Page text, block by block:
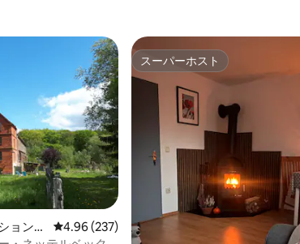
ョン・
レビュー237件、5つ星中4.96つ星の平均評価
4.96 (237)
スーパーホスト
スーパーホスト